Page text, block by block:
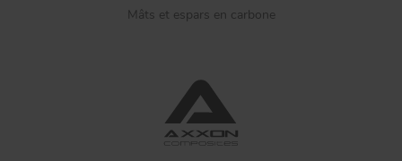
Mâts et espars en carbone